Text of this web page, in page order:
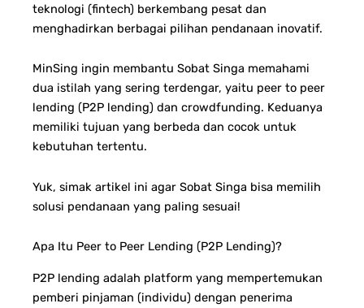
teknologi (fintech) berkembang pesat dan
menghadirkan berbagai pilihan pendanaan inovatif.
MinSing ingin membantu Sobat Singa memahami
dua istilah yang sering terdengar, yaitu peer to peer
lending (P2P lending) dan crowdfunding. Keduanya
memiliki tujuan yang berbeda dan cocok untuk
kebutuhan tertentu.
Yuk, simak artikel ini agar Sobat Singa bisa memilih
solusi pendanaan yang paling sesuai!
Apa Itu Peer to Peer Lending (P2P Lending)?
P2P lending adalah platform yang mempertemukan
pemberi pinjaman (individu) dengan penerima